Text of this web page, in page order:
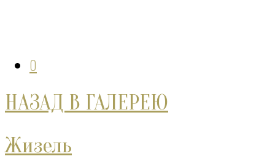
0
НАЗАД В ГАЛЕРЕЮ
Жизель